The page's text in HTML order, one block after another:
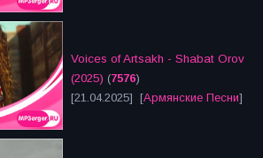
Voices of Artsakh - Shabat Orov
(2025) (7576)
[21.04.2025] [Армянские Песни]